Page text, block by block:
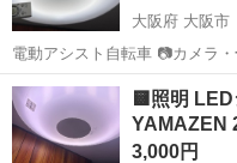
大阪府 大阪市
電動アシスト自転車 📷カメラ・
コン…
大阪 大阪市 家電
🟨照明
YAMAZEN
3,000円